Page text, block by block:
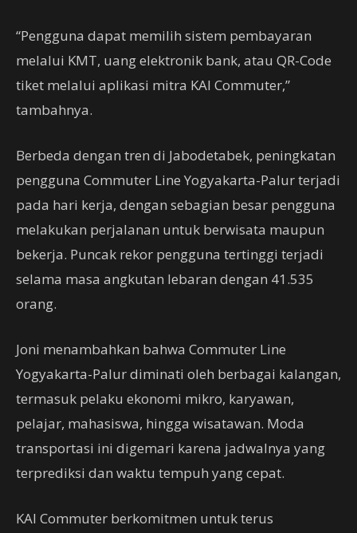
“Pengguna dapat memilih sistem pembayaran
melalui KMT, uang elektronik bank, atau QR-Code
tiket melalui aplikasi mitra KAI Commuter,”
tambahnya.
Berbeda dengan tren di Jabodetabek, peningkatan
pengguna Commuter Line Yogyakarta-Palur terjadi
pada hari kerja, dengan sebagian besar pengguna
melakukan perjalanan untuk berwisata maupun
bekerja. Puncak rekor pengguna tertinggi terjadi
selama masa angkutan lebaran dengan 41.535
orang.
Joni menambahkan bahwa Commuter Line
Yogyakarta-Palur diminati oleh berbagai kalangan,
termasuk pelaku ekonomi mikro, karyawan,
pelajar, mahasiswa, hingga wisatawan. Moda
transportasi ini digemari karena jadwalnya yang
terprediksi dan waktu tempuh yang cepat.
KAI Commuter berkomitmen untuk terus